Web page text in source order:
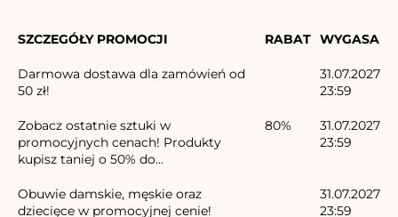
SZCZEGÓŁY PROMOCJI RABAT WYGASA
Darmowa dostawa dla zamówień od
50 zł!
31.07.2027
23:59
Zobacz ostatnie sztuki w
promocyjnych cenach! Produkty
kupisz taniej o 50% do...
80%
31.07.2027
23:59
Obuwie damskie, męskie oraz
dziecięce w promocyjnej cenie!
31.07.2027
23:59